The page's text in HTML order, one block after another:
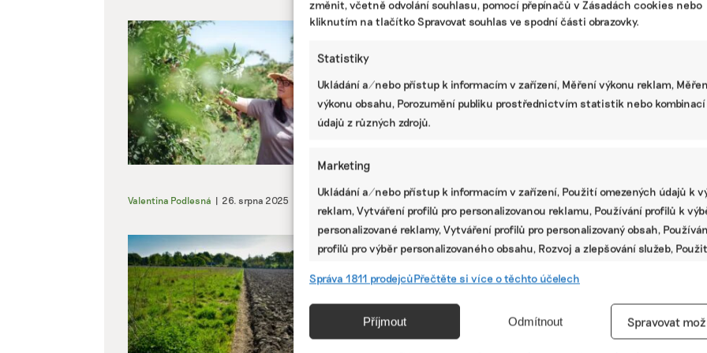
změnit, včetně odvolání souhlasu, pomocí přepínačů v Zásadách cookies nebo
kliknutím na tlačítko Spravovat souhlas ve spodní části obrazovky.
Statistiky
Ukládání a/nebo přístup k informacím v zařízení, Měření výkonu reklam,
výkonu obsahu, Porozumění publiku prostřednictvím statistik nebo kombinací
údajů z různých zdrojů.
Marketing
Ukládání a/nebo přístup k informacím v zařízení, Použití omezených údajů k
reklam, Vytváření profilů pro personalizovanou reklamu, Používání profilů k
personalizované reklamy, Vytváření profilů pro personalizovaný obsah,
profilů pro výběr personalizovaného obsahu, Rozvoj a zlepšování služeb,
Přiřazování a kombinování údajů z jiných zdrojů údajů, Propojení různých
Správa 1811 prodejcůPřečtěte si více o těchto účelech
Příjmout Odmítnout Spravovat
Biozemědělcům zničily pesticidy
Případ rodinné bezové Farmy Křížov nedávno
upozornil na to, že zákony upřednostňují
konvenční zemědělce před ekologickými. Ti
ekologičtí totiž nemohou používat všechny své
Valentina Podlesná | 26. srpna 2025 Zemědělství certifikáty , ekologické zemědělství ,pesticidy
Když přestaneme orat a pokryjeme
desítek let její úrodnost, říká vědec
Karel Klem z Ústavu výzkumu globální změny
Akademie věd ČR je přesvědčen, že pokud
přestaneme postupně orat a půdu budeme celoročně